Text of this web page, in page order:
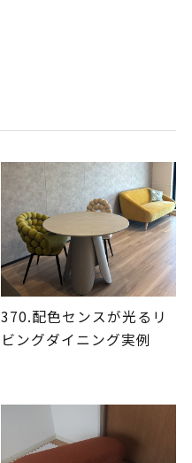
370.配色センスが光るリ
ビングダイニング実例